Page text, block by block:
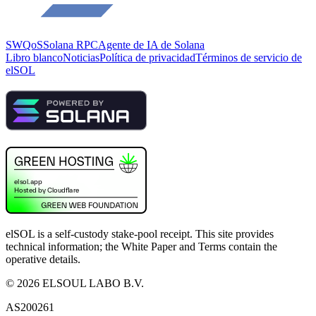
SWQoSSolana RPCAgente de IA de Solana
Libro blancoNoticiasPolítica de privacidadTérminos de servicio de
elSOL
elSOL is a self-custody stake-pool receipt. This site provides
technical information; the White Paper and Terms contain the
operative details.
© 2026 ELSOUL LABO B.V.
AS200261